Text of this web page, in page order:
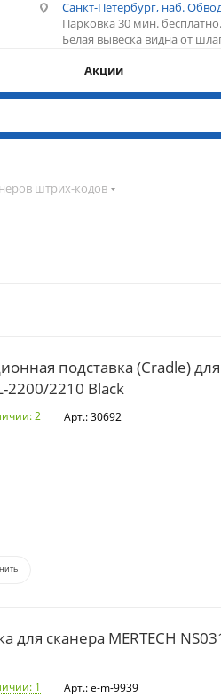
Санкт-Петербург, наб.
Парковка 30 мин. бесплатно.
Белая вывеска видна от
Акции
штрих-кодов
подставка (Cradle) для
2200/2210 Black
: 2 Арт.: 30692
для сканера MERTECH
: 1 Арт.: e-m-9939